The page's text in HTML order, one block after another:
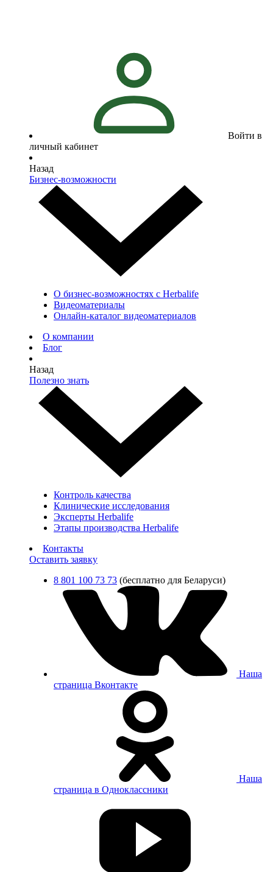
Войти в
личный кабинет
Назад
Бизнес-возможности
О бизнес-возможностях с Herbalife
Видеоматериалы
Онлайн-каталог видеоматериалов
О компании
Блог
Назад
Полезно знать
Контроль качества
Клинические исследования
Эксперты Herbalife
Этапы производства Herbalife
Контакты
Оставить заявку
8 801 100 73 73 (бесплатно для Беларуси)
Наша
страница Вконтакте
Наша
страница в Одноклассники